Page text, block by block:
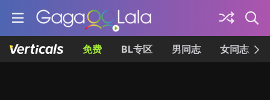
免费 BL专区 男同志 女同志